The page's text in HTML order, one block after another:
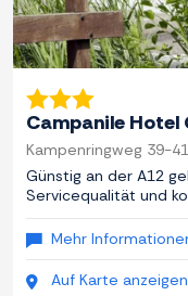
Campanile Hotel
Kampenringweg 39-
Günstig an der A12
Servicequalität und
Mehr
Auf Karte anzeigen